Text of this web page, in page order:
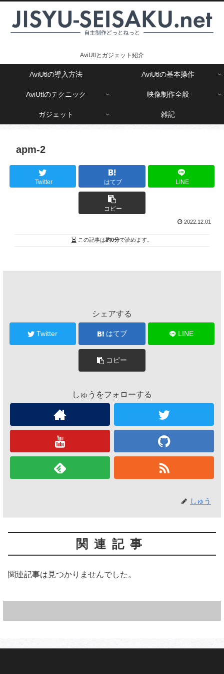
AviUtlとガジェット紹介
AviUtlの導入方法 AviUtlの基本操作
AviUtlのテクニック 映像制作全般
ガジェット 雑記
apm-2
Twitter はてブ LINE
コピー
2022.12.01
この記事は約0分で読めます。
シェアする
Twitter はてブ LINE
コピー
しゅうをフォローする
しゅう
関連記事
関連記事は見つかりませんでした。